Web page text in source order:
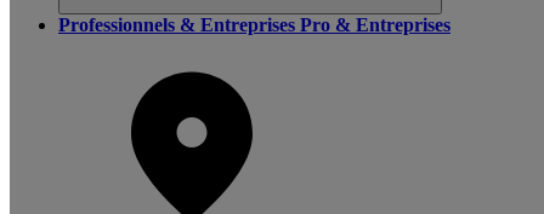
Professionnels & Entreprises Pro & Entreprises